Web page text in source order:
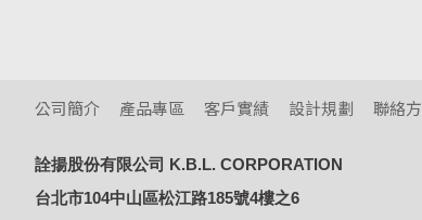
公司簡介 產品專區 客戶實績 設計規劃 聯絡
詮揚股份有限公司 K.B.L. CORPORATION
台北市104中山區松江路185號4樓之6